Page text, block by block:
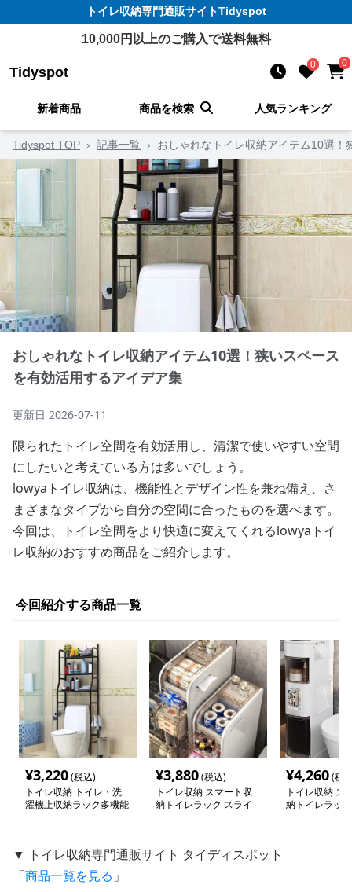
トイレ収納専門通販サイトTidyspot
10,000円以上のご購入で送料無料
Tidyspot 0 0
新着商品 商品を検索 人気ランキング
Tidyspot TOP › 記事一覧 › おしゃれなトイレ収納アイテム10選
おしゃれなトイレ収納アイテム10選！狭いスペース
を有効活用するアイデア集
更新日 2026-07-11
限られたトイレ空間を有効活用し、清潔で使いやすい空間
にしたいと考えている方は多いでしょう。
lowyaトイレ収納は、機能性とデザイン性を兼ね備え、さ
まざまなタイプから自分の空間に合ったものを選べます。
今回は、トイレ空間をより快適に変えてくれるlowyaトイ
レ収納のおすすめ商品をご紹介します。
今回紹介する商品一覧
¥3,220(税込)
トイレ収納 トイレ・洗
濯機上収納ラック多機能
¥3,880(税込)
トイレ収納 スマート収
納トイレラック スライ
¥4,260(税
トイレ収納 ス
納トイレラック
▼ トイレ収納専門通販サイト タイディスポット
「商品一覧を見る 」